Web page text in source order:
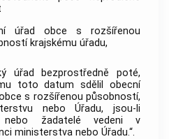
úřad obce s rozšířenou
krajskému úřadu,
úřad bezprostředně poté,
toto datum sdělil obecní
s rozšířenou působností,
nebo Úřadu, jsou-li
žadatelé vedeni v
ministerstva nebo Úřadu.“.